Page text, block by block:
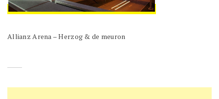
Allianz Arena – Herzog & de meuron